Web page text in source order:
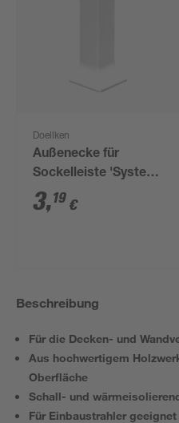
Doellken
Außenecke für
Sockelleiste 'System
9' weiß, 1 Stück
3,19 €
Beschreibung
Für die Decken- und
Aus hochwertigem
Oberfläche
Schall- und
Für Einbaustrahler geeignet